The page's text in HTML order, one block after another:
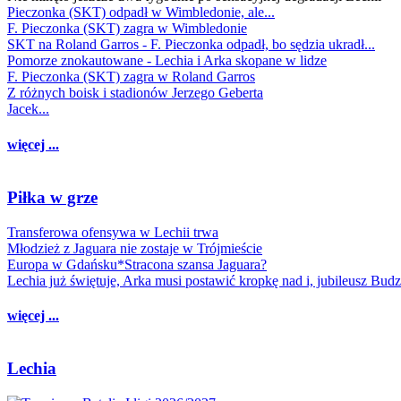
Pieczonka (SKT) odpadł w Wimbledonie, ale...
F. Pieczonka (SKT) zagra w Wimbledonie
SKT na Roland Garros - F. Pieczonka odpadł, bo sędzia ukradł...
Pomorze znokautowane - Lechia i Arka skopane w lidze
F. Pieczonka (SKT) zagra w Roland Garros
Z różnych boisk i stadionów Jerzego Geberta
Jacek...
więcej ...
Piłka w grze
Transferowa ofensywa w Lechii trwa
Młodzież z Jaguara nie zostaje w Trójmieście
Europa w Gdańsku*Stracona szansa Jaguara?
Lechia już świętuje, Arka musi postawić kropkę nad i, jubileusz
więcej ...
Lechia